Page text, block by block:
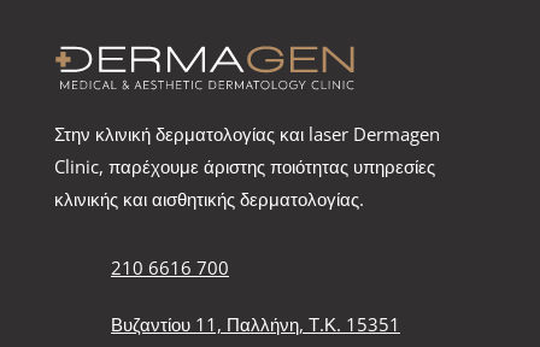
Στην κλινική δερματολογίας και laser Dermagen
Clinic, παρέχουμε άριστης ποιότητας υπηρεσίες
κλινικής και αισθητικής δερματολογίας.
210 6616 700
Βυζαντίου 11, Παλλήνη, Τ.Κ. 15351